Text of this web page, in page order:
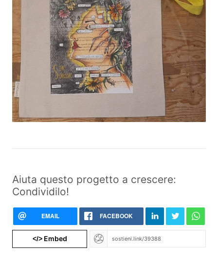
Aiuta questo progetto a crescere:
Condividilo!
EMAIL FACEBOOK
</>Embed